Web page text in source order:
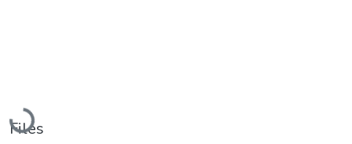
Loading...
Files